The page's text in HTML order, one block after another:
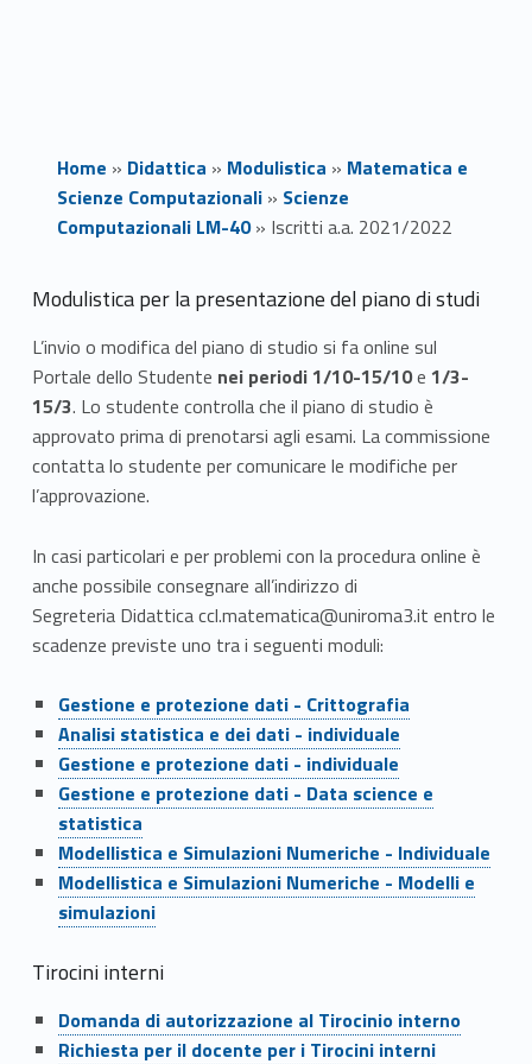
Home » Didattica » Modulistica » Matematica e
Scienze Computazionali» Scienze
Computazionali LM-40» Iscritti a.a. 2021/2022
I
s
c
r
i
t
t
i
a
.
a
2
2
1
Modulistica per la presentazione del piano di studi
L’invio o modifica del piano di studio si fa online sul
Portale dello Studente nei periodi1/10-15/10e 1/3-
15/3. Lo studente controlla che il piano di studio è
approvato prima di prenotarsi agli esami. La commissione
contatta lo studente per comunicare le modifiche per
l’approvazione.
In casi particolari e per problemi con la procedura online è
anche possibile consegnare all’indirizzo di
Segreteria Didattica ccl.matematica@uniroma3.it entro le
scadenze previste uno tra i seguenti moduli:
Link identifier #identifier__121316-1
Link identifier #identifier__98748-1
Link identifier #identifier__115810-2
Link identifier #identifier__99131-1
Gestione e protezione dati - Crittografia
Link identifier #identifier__174028-3
Link identifier #identifier__164913-2
Analisi statistica e dei dati - individuale
Link identifier #identifier__193477-3
Gestione e protezione dati - individuale
Link identifier #identifier__125062-4
Link identifier #identifier__167546-4
Gestione e protezione dati - Data science e
statistica
Link identifier #identifier__144287-5
Link identifier #identifier__12706-5
Modellistica e Simulazioni Numeriche - Individuale
Link identifier #identifier__155667-6
Link identifier #identifier__57750-7
Link identifier #identifier__94115-6
Modellistica e Simulazioni Numeriche - Modelli e
simulazioni
Link identifier #identifier__102121-
Tirocini interni
Domanda di autorizzazione al Tirocinio interno
Richiesta per il docente per i Tirocini interni